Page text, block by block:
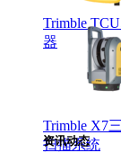
Trimble
器
Trimble X7
扫描系统
资讯动态